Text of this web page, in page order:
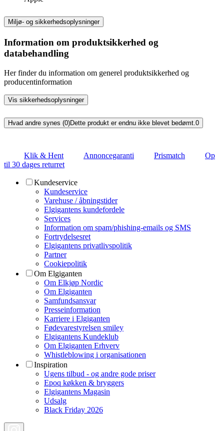
Miljø- og sikkerhedsoplysninger
Information om produktsikkerhed og
databehandling
Her finder du information om generel produktsikkerhed og
producentinformation
Vis sikkerhedsoplysninger
Hvad andre synes (0)Dette produkt er endnu ikke blevet bedømt.0
Klik & Hent Annoncegaranti Prismatch
Op
til 30 dages returret
Kundeservice
Kundeservice
Varehuse / åbningstider
Elgigantens kundefordele
Services
Information om spam/phishing-emails og SMS
Fortrydelsesret
Elgigantens privatlivspolitik
Partner
Cookiepolitik
Om Elgiganten
Om Elkjøp Nordic
Om Elgiganten
Samfundsansvar
Presseinformation
Karriere i Elgiganten
Fødevarestyrelsen smiley
Elgigantens Kundeklub
Om Elgiganten Erhverv
Whistleblowing i organisationen
Inspiration
Ugens tilbud - og andre gode priser
Epoq køkken & bryggers
Elgigantens Magasin
Udsalg
Black Friday 2026